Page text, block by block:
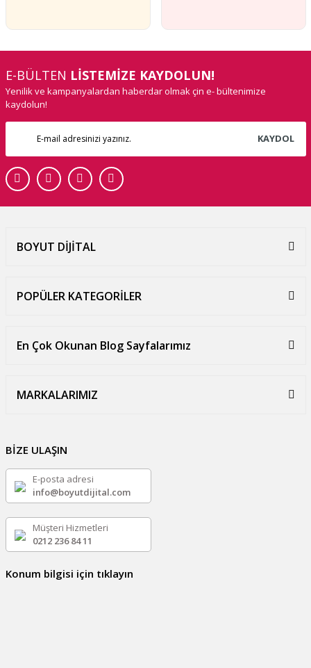
E-BÜLTEN LİSTEMİZE KAYDOLUN!
Yenilik ve kampanyalardan haberdar olmak çin e- bültenimize
kaydolun!
KAYDOL
BOYUT DİJİTAL
POPÜLER KATEGORİLER
En Çok Okunan Blog Sayfalarımız
MARKALARIMIZ
BİZE ULAŞIN
E-posta adresi
info@boyutdijital.com
Müşteri Hizmetleri
0212 236 84 11
Konum bilgisi için tıklayın